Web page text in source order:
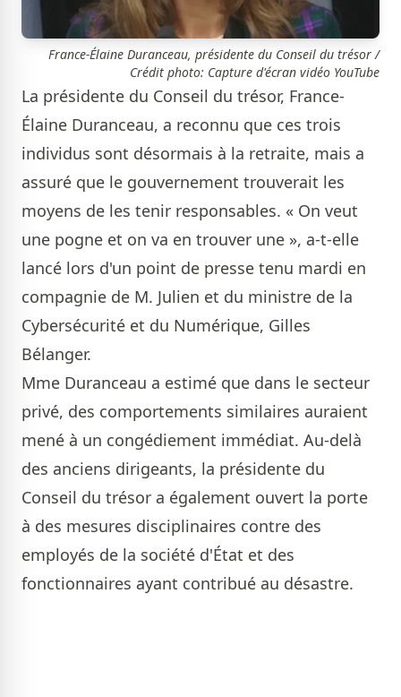
France-Élaine Duranceau, présidente du Conseil du trésor /
Crédit photo: Capture d'écran vidéo YouTube
La présidente du Conseil du trésor, France-
Élaine Duranceau, a reconnu que ces trois
individus sont désormais à la retraite, mais a
assuré que le gouvernement trouverait les
moyens de les tenir responsables. « On veut
une pogne et on va en trouver une », a-t-elle
lancé lors d'un point de presse tenu mardi en
compagnie de M. Julien et du ministre de la
Cybersécurité et du Numérique, Gilles
Bélanger.
Mme Duranceau a estimé que dans le secteur
privé, des comportements similaires auraient
mené à un congédiement immédiat. Au-delà
des anciens dirigeants, la présidente du
Conseil du trésor a également ouvert la porte
à des mesures disciplinaires contre des
employés de la société d'État et des
fonctionnaires ayant contribué au désastre.